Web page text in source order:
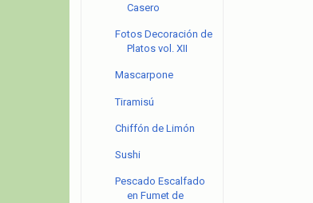
Casero
Fotos Decoración de
Platos vol. XII
Mascarpone
Tiramisú
Chiffón de Limón
Sushi
Pescado Escalfado
en Fumet de